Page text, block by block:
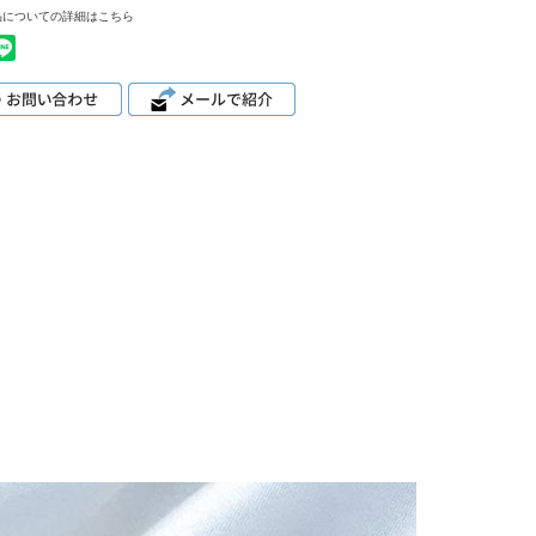
についての詳細はこちら